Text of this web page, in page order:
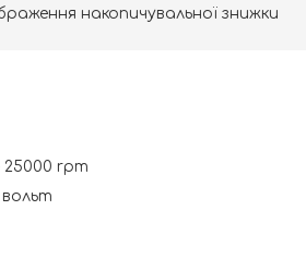
накопичувальної знижки
25000 rpm
вольт